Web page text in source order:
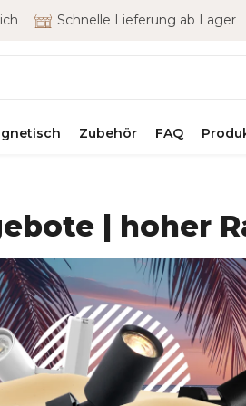
Schnelle Lieferung ab Lager
Zubehör FAQ
| hoher